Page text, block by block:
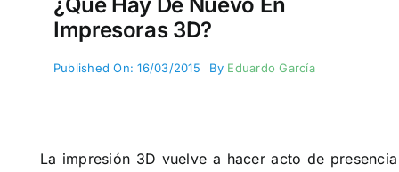
Impresoras 3D?
Published On: 16/03/2015 By Eduardo García
La impresión 3D vuelve a hacer acto de